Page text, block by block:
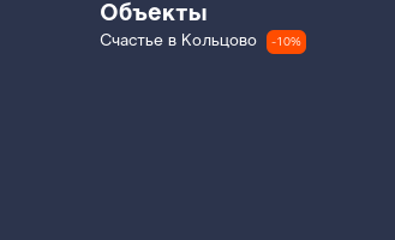
Объекты
Счастье в Кольцово -10%